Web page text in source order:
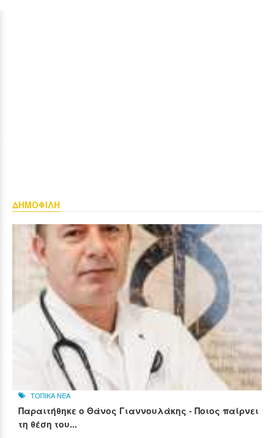
ΔΗΜΟΦΙΛΗ
ΤΟΠΙΚΑ ΝΕΑ
Παραιτήθηκε ο Θάνος Γιαννουλάκης - Ποιος παίρνει
τη θέση του...